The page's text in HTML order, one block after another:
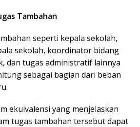
Tambahan
seperti kepala sekolah,
sekolah, koordinator bidang
dan tugas administratif lainnya
sebagai bagian dari beban
ekuivalensi yang menjelaskan
tugas tambahan tersebut dapat